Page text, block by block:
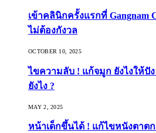
เข้าคลินิกครั้งแรกที่ Gangnam
ไม่ต้องกังวล
OCTOBER 10, 2025
ไขความลับ ! แก้จมูก ยังไงให้ปั
ยังไง ?
MAY 2, 2025
หน้าเด็กขึ้นได้ ! แก้ไขหนังตาต